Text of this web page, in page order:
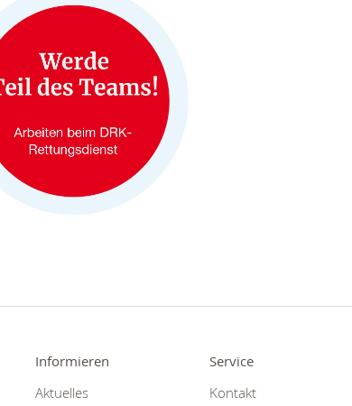
Informieren
Aktuelles
Service
Kontakt